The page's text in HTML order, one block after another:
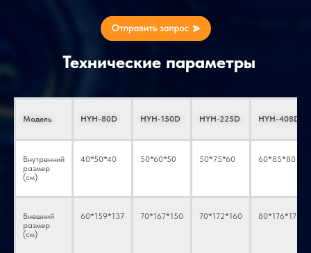
Технические параметры
Модель HYH-80D HYH-150D HYH-225D HYH-408D
Внутренний
размер
(см)
40*50*40 50*60*50 50*75*60 60*85*80
Внешний
размер
(см)
60*159*137 70*167*150 70*172*160 80*176*171